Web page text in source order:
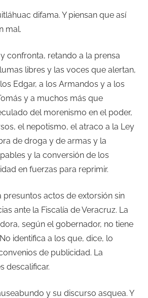
difama. Y piensan que así
mal.
confronta, retando a la prensa
libres y las voces que alertan,
Edgar, a los Armandos y a los
y a muchos más que
del morenismo en el poder,
el nepotismo, el atraco a la Ley
de droga y de armas y la
y la conversión de los
en fuerzas para reprimir.
presuntos actos de extorsión sin
ante la Fiscalía de Veracruz. La
según el gobernador, no tiene
identifica a los que, dice, lo
de publicidad. La
descalificar.
y su discurso asquea. Y